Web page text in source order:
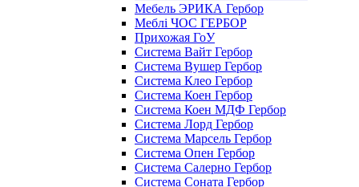
Мебель ЭРИКА Гербор
Меблі ЧОС ГЕРБОР
Прихожая ГоУ
Система Вайт Гербор
Система Вушер Гербор
Система Клео Гербор
Система Коен Гербор
Система Коен МДФ Гербор
Система Лорд Гербор
Система Марсель Гербор
Система Опен Гербор
Система Салерно Гербор
Система Соната Гербор